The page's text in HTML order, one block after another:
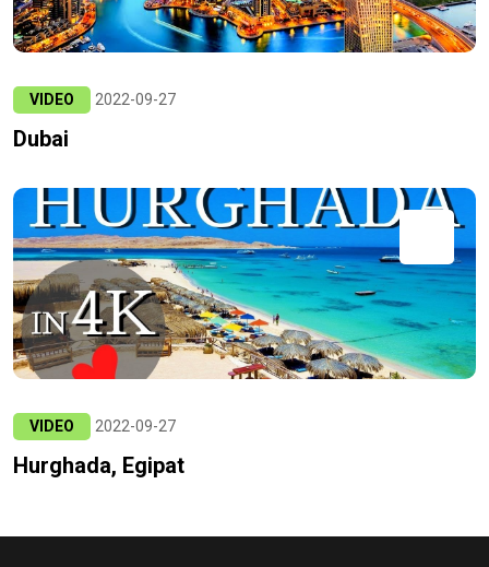
VIDEO 2022-09-27
Dubai
VIDEO 2022-09-27
Hurghada, Egipat